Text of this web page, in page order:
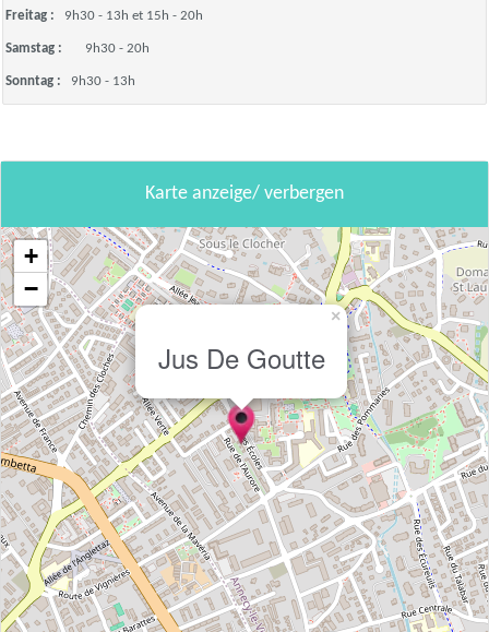
Freitag : 9h30 - 13h et 15h - 20h
Samstag : 9h30 - 20h
Sonntag : 9h30 - 13h
Karte anzeige/ verbergen
Jus De Goutte
×
+
−